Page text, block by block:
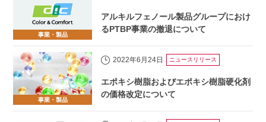
事業・製品
アルキルフェノール製品グループにおけ
るPTBP事業の撤退について
事業・製品
2022年6月24日 ニュースリリース
エポキシ樹脂およびエポキシ樹脂硬化剤
の価格改定について